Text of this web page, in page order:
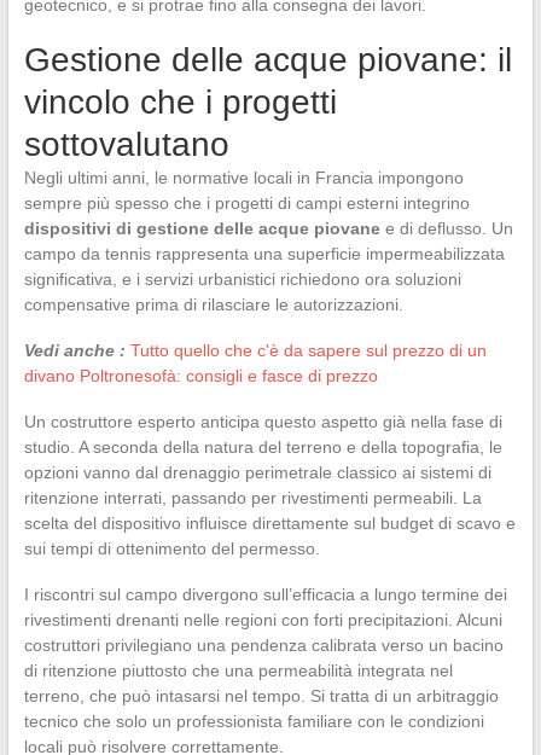
geotecnico, e si protrae fino alla consegna dei lavori.
Gestione delle acque piovane: il
vincolo che i progetti
sottovalutano
Negli ultimi anni, le normative locali in Francia impongono
sempre più spesso che i progetti di campi esterni integrino
dispositivi di gestione delle acque piovanee di deflusso. Un
campo da tennis rappresenta una superficie impermeabilizzata
significativa, e i servizi urbanistici richiedono ora soluzioni
compensative prima di rilasciare le autorizzazioni.
Vedi anche : Tutto quello che c'è da sapere sul prezzo di un
divano Poltronesofà: consigli e fasce di prezzo
Un costruttore esperto anticipa questo aspetto già nella fase di
studio. A seconda della natura del terreno e della topografia, le
opzioni vanno dal drenaggio perimetrale classico ai sistemi di
ritenzione interrati, passando per rivestimenti permeabili. La
scelta del dispositivo influisce direttamente sul budget di scavo e
sui tempi di ottenimento del permesso.
I riscontri sul campo divergono sull’efficacia a lungo termine dei
rivestimenti drenanti nelle regioni con forti precipitazioni. Alcuni
costruttori privilegiano una pendenza calibrata verso un bacino
di ritenzione piuttosto che una permeabilità integrata nel
terreno, che può intasarsi nel tempo. Si tratta di un arbitraggio
tecnico che solo un professionista familiare con le condizioni
locali può risolvere correttamente.